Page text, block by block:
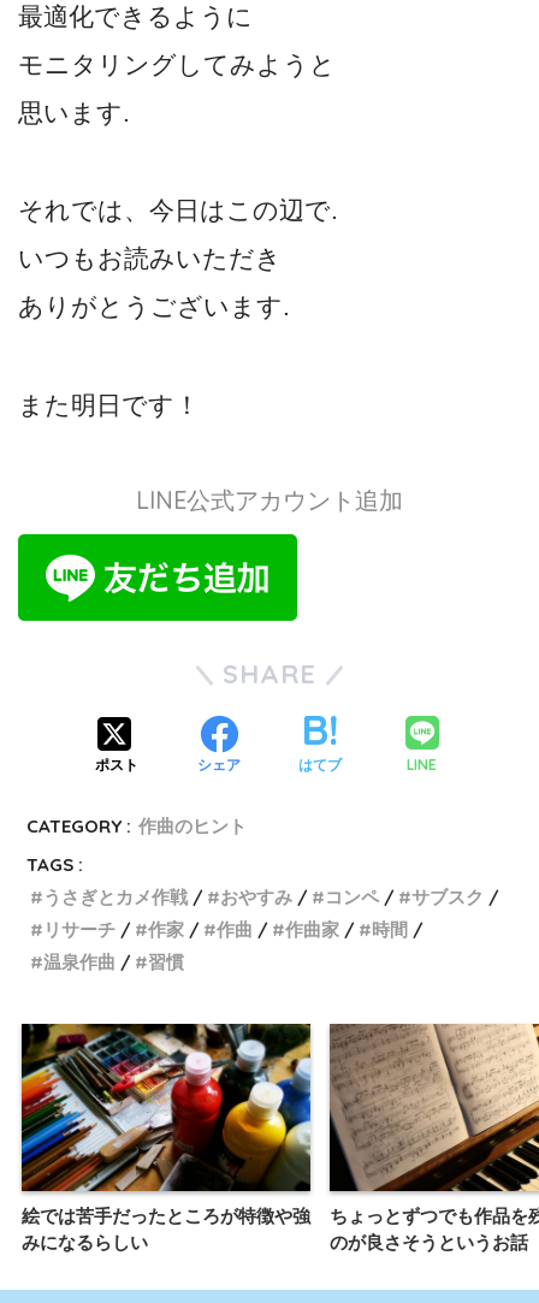
最適化できるように
モニタリングしてみようと
思います.
それでは、今日はこの辺で.
いつもお読みいただき
ありがとうございます.
また明日です！
LINE公式アカウント追加
SHARE
ポスト シェア はてブ LINE
CATEGORY : 作曲のヒント
TAGS :
うさぎとカメ作戦
おやすみ コンペ
サブスク
リサーチ
作家 作曲 作曲家
時間
温泉作曲
習慣
絵では苦手だったところが特徴や強
みになるらしい
ちょっとずつでも作品を
のが良さそうというお話